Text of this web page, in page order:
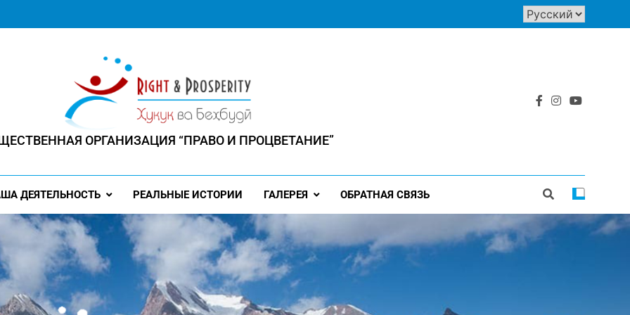
ОРГАНИЗАЦИЯ “ПРАВО И ПРОЦВЕТАНИЕ”
ДЕЯТЕЛЬНОСТЬ РЕАЛЬНЫЕ ИСТОРИИ ГАЛЕРЕЯ ОБРАТНАЯ СВЯЗЬ